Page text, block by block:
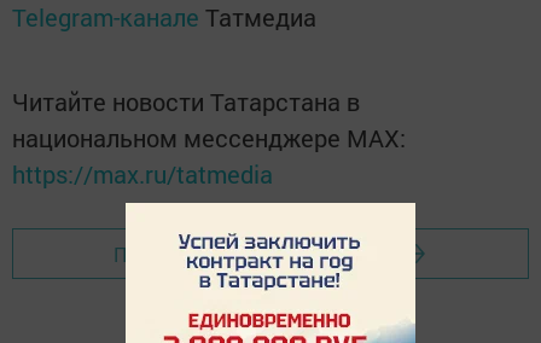
Telegram-канале Татмедиа
Читайте новости Татарстана в
национальном мессенджере MАХ:
https://max.ru/tatmedia
Перейти на страницу новости